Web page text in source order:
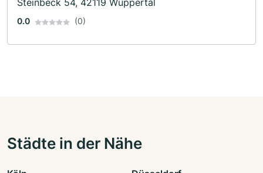
Steinbeck 54, 42119 Wuppertal
0.0 (0)
Städte in der Nähe